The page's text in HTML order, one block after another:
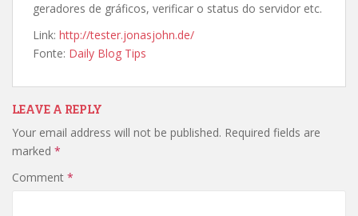
geradores de gráficos, verificar o status do servidor etc.
Link: http://tester.jonasjohn.de/
Fonte: Daily Blog Tips
LEAVE A REPLY
Your email address will not be published. Required fields are
marked *
Comment *